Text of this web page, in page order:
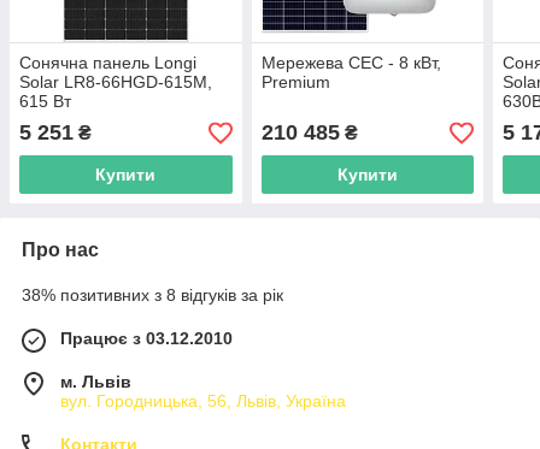
Сонячна панель Longi
Solar LR8-66HGD-615M,
615 Вт
5 251 ₴
Купити
Мережева СЕС - 8 кВт,
Premium
210 485₴
Купити
5
Про нас
38% позитивних з 8 відгуків за рік
Працює з 03.12.2010
м. Львів
вул. Городницька, 56, Львів, Україна
Контакти